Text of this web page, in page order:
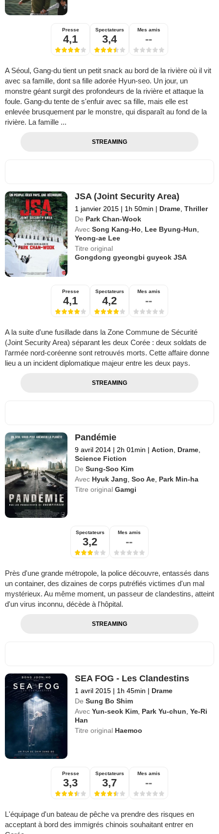
Presse
4,1
Spectateurs
3,4
Mes amis
--
A Séoul, Gang-du tient un petit snack au bord de la rivière où il vit
avec sa famille, dont sa fille adorée Hyun-seo. Un jour, un
monstre géant surgit des profondeurs de la rivière et attaque la
foule. Gang-du tente de s'enfuir avec sa fille, mais elle est
enlevée brusquement par le monstre, qui disparaît au fond de la
rivière. La famille ...
STREAMING
JSA (Joint Security Area)
1 janvier 2015 | 1h 50min | Drame ,Thriller
De Park Chan-Wook
Avec Song Kang-Ho Lee Byung-Hun
Yeong-ae Lee
Titre original
Gongdong gyeongbi guyeok JSA
Presse
4,1
Spectateurs
4,2
Mes amis
--
A la suite d'une fusillade dans la Zone Commune de Sécurité
(Joint Security Area) séparant les deux Corée : deux soldats de
l’armée nord-coréenne sont retrouvés morts. Cette affaire donne
lieu a un incident diplomatique majeur entre les deux pays.
STREAMING
Pandémie
9 avril 2014 | 2h 01min | Action Drame
Science Fiction
De Sung-Soo Kim
Avec Hyuk Jang ,Soo Ae Park Min-ha
Titre originalGamgi
Spectateurs
3,2
Mes amis
--
Près d'une grande métropole, la police découvre, entassés dans
un container, des dizaines de corps putréfiés victimes d'un mal
mystérieux. Au même moment, un passeur de clandestins, atteint
d'un virus inconnu, décède à l'hôpital.
STREAMING
SEA FOG - Les Clandestins
1 avril 2015 | 1h 45min | Drame
De Sung Bo Shim
Avec Yun-seok Kim Park Yu-chun ,Ye-Ri
Han
Titre original Haemoo
Presse
3,3
Spectateurs
3,7
Mes amis
--
L'équipage d'un bateau de pêche va prendre des risques en
acceptant à bord des immigrés chinois souhaitant entrer en